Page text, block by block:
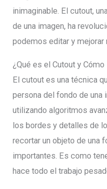
inimaginable. El cutout,
de una imagen, ha
podemos editar y mejorar
¿Qué es el Cutout y Cómo
El cutout es una técnica
persona del fondo de una
utilizando algoritmos
los bordes y detalles de
recortar un objeto de una
importantes. Es como
hace todo el trabajo